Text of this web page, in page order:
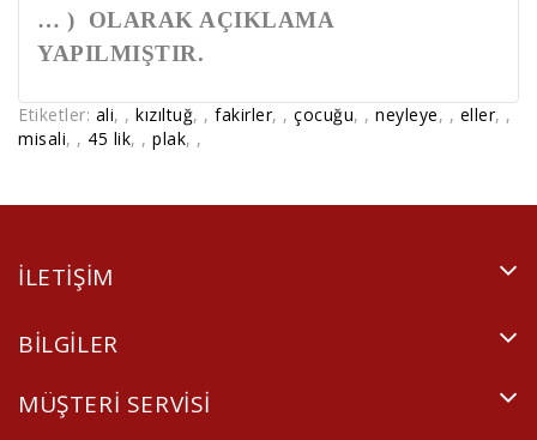
… ) OLARAK AÇIKLAMA
YAPILMIŞTIR.
Etiketler: ali, , kızıltuğ, , fakirler, , çocuğu, , neyleye, , eller, ,
misali, , 45 lik, , plak, ,
ILETIŞIM
BILGILER
MÜŞTERI SERVISI